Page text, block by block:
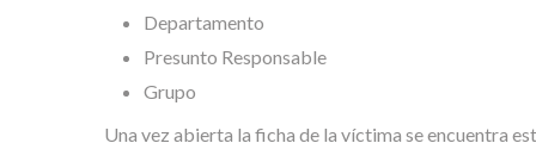
Departamento
Presunto Responsable
Grupo
Una vez abierta la ficha de la víctima se encuentra